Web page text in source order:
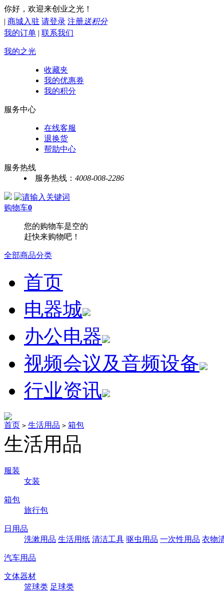
你好，欢迎来创业之光！
| 商城入驻 请登录 注册送积分
我的订单 | 联系我们
我的之光
收藏夹
我的优惠券
我的积分
服务中心
在线客服
退换货
帮助中心
服务热线
服务热线： 4008-008-2286
购物车0
您的购物车是空的
赶快来购物吧！
全部商品分类
首页
电器城
办公电器
视频会议及音频设备
行业资讯
首页 > 生活用品 > 箱包
生活用品
服装
女装
箱包
旅行包
日用品
洗漱用品 生活用纸 清洁工具 驱虫用品 一次性用品 衣物
汽车用品
文体器材
篮球类 足球类